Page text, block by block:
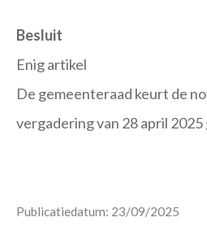
Besluit
Enig artikel
De gemeenteraad keurt de
vergadering van 28 april 2025
Publicatiedatum: 23/09/2025